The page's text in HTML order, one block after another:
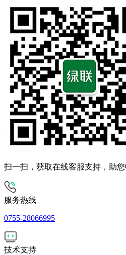
扫一扫，获取在线客服支持，助您
服务热线
0755-28066995
技术支持